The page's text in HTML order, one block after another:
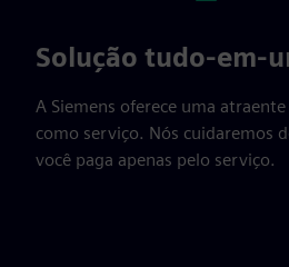
Solução tudo-em-
A Siemens oferece uma
como serviço. Nós cuidaremos
você paga apenas pelo serviço.